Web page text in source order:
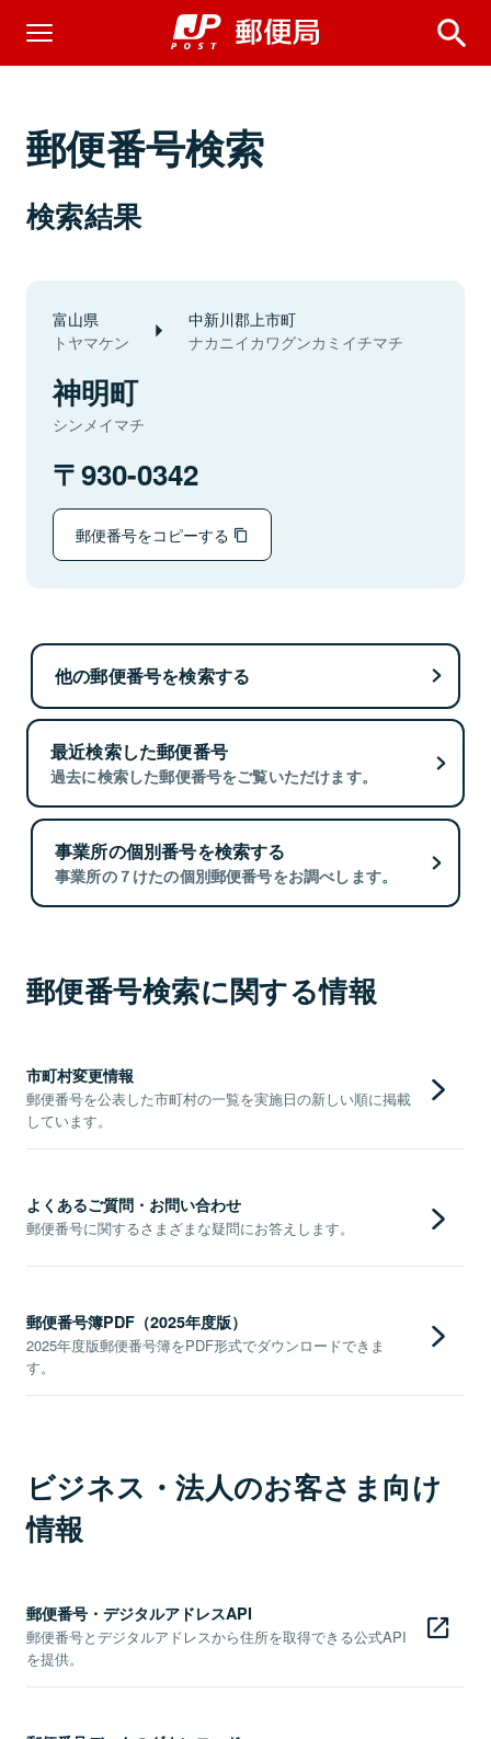
郵便番号検索
検索結果
富山県
トヤマケン
中新川郡上市町
ナカニイカワグンカミイチマチ
神明町
シンメイマチ
930-0342
郵便番号をコピーする
他の郵便番号を検索する
最近検索した郵便番号
過去に検索した郵便番号をご覧いただけます。
事業所の個別番号を検索する
事業所の７けたの個別郵便番号をお調べします。
郵便番号検索に関する情報
市町村変更情報
郵便番号を公表した市町村の一覧を実施日の新しい順に掲載
しています。
よくあるご質問・お問い合わせ
郵便番号に関するさまざまな疑問にお答えします。
郵便番号簿PDF（2025年度版）
2025年度版郵便番号簿をPDF形式でダウンロードできま
す。
ビジネス・法人のお客さま向け
情報
郵便番号・デジタルアドレスAPI
郵便番号とデジタルアドレスから住所を取得できる公式API
を提供。